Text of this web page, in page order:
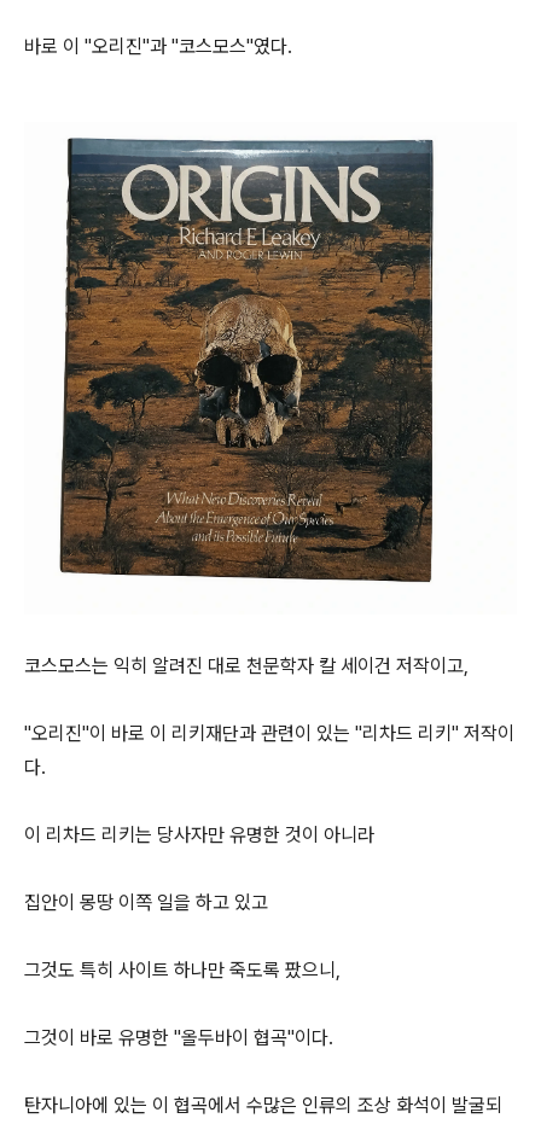
바로 이 "오리진"과 "코스모스"였다.
코스모스는 익히 알려진 대로 천문학자 칼 세이건 저작이고,
"오리진"이 바로 이 리키재단과 관련이 있는 "리차드 리키" 저작이
다.
이 리차드 리키는 당사자만 유명한 것이 아니라
집안이 몽땅 이쪽 일을 하고 있고
그것도 특히 사이트 하나만 죽도록 팠으니,
그것이 바로 유명한 "올두바이 협곡"이다.
탄자니아에 있는 이 협곡에서 수많은 인류의 조상 화석이 발굴되